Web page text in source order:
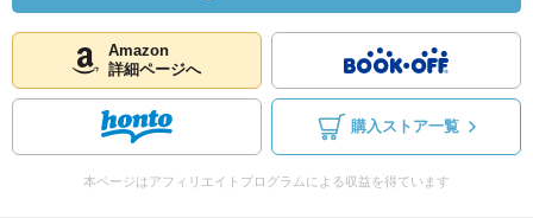
Amazon
詳細ページへ
購入ストア一覧
本ページはアフィリエイトプログラムによる収益を得ています